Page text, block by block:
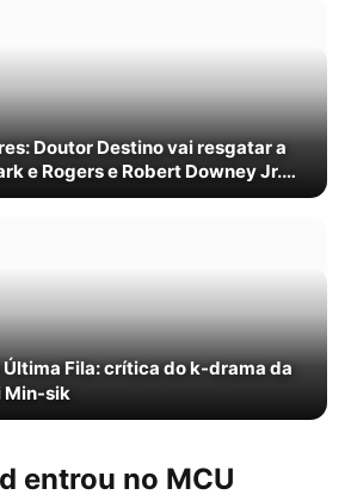
Doutor Destino vai resgatar a
e Rogers e Robert Downey Jr.
Última Fila: crítica do k-drama da
Min-sik
entrou no MCU